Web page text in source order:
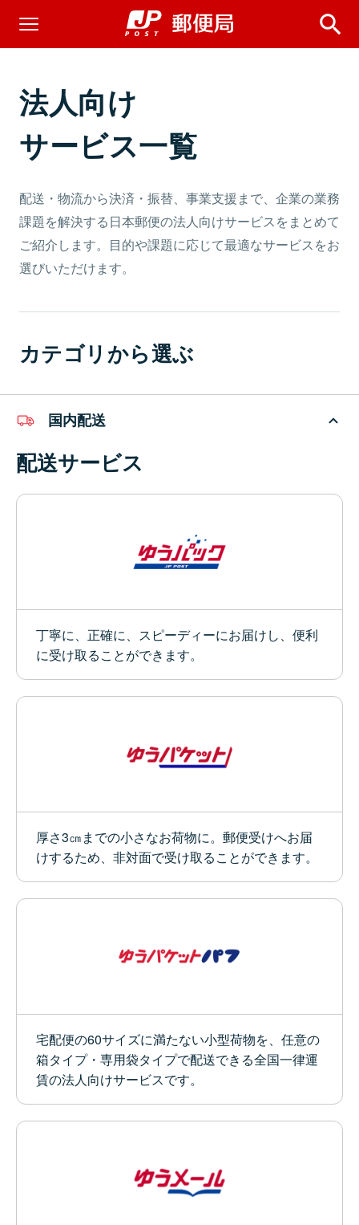
法人向け
サービス一覧
配送・物流から決済・振替、事業支援まで、企業の業務
課題を解決する日本郵便の法人向けサービスをまとめて
ご紹介します。目的や課題に応じて最適なサービスをお
選びいただけます。
カテゴリから選ぶ
国内配送
配送サービス
丁寧に、正確に、スピーディーにお届けし、便利
に受け取ることができます。
厚さ3㎝までの小さなお荷物に。郵便受けへお届
けするため、非対面で受け取ることができます。
宅配便の60サイズに満たない小型荷物を、任意の
箱タイプ・専用袋タイプで配送できる全国一律運
賃の法人向けサービスです。